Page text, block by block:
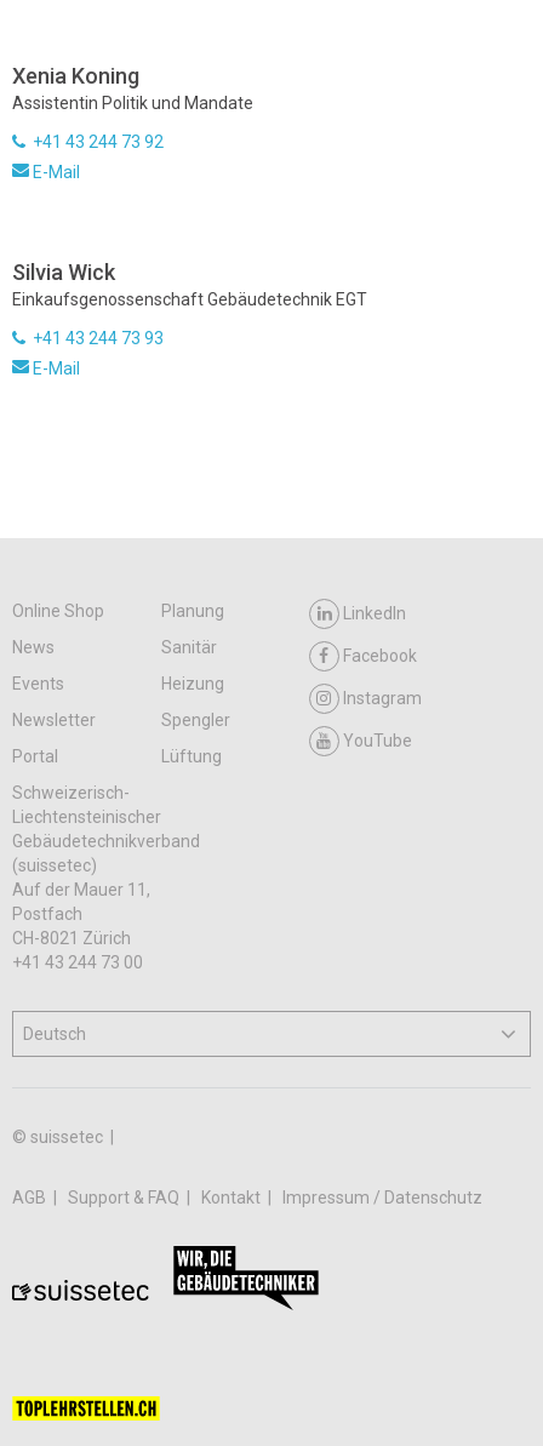
Xenia Koning
Assistentin Politik und Mandate
+41 43 244 73 92
E-Mail
Silvia Wick
Einkaufsgenossenschaft Gebäudetechnik EGT
+41 43 244 73 93
E-Mail
Online Shop
Planung
News
Sanitär
Events
Heizung
Newsletter
Spengler
Portal
Lüftung
LinkedIn
Facebook
Instagram
YouTube
Schweizerisch-
Liechtensteinischer
Gebäudetechnikverband
(suissetec)
Auf der Mauer 11,
Postfach
CH-8021 Zürich
+41 43 244 73 00
© suissetec |
AGB Support & FAQ Kontakt Impressum / Datenschutz